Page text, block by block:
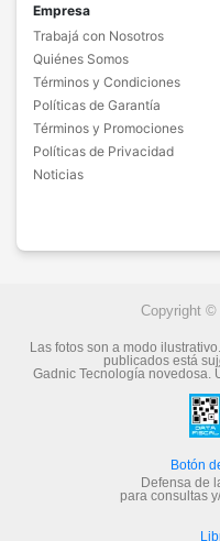
Empresa
Trabajá con Nosotros
Quiénes Somos
Términos y Condiciones
Políticas de Garantía
Términos y Promociones
Políticas de Privacidad
Noticias
Copyright ©
Las fotos son a modo
publicados está
Gadnic Tecnología novedosa.
Botón
Defensa de
para consultas